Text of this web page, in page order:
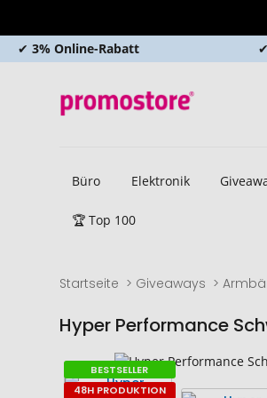
✔ 3% Online-Rabatt
Büro Elektronik
🏆 Top 100
Startseite Giveaways
Hyper Performance
Zum
Ende
Zum
Anfang
BESTSELLER
48H PRODUKTION